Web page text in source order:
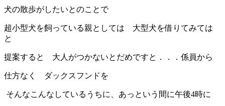
犬の散歩がしたいとのことで
超小型犬を飼っている親としては 大型犬を借りてみては
と
提案すると 大人がつかないとだめですと．．．係員から
仕方なく ダックスフンドを
そんなこんなしているうちに、あっという間に午後4時に